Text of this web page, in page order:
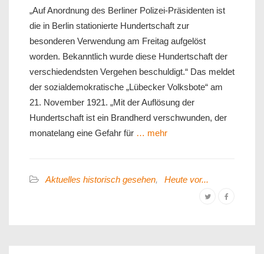
„Auf Anordnung des Berliner Polizei-Präsidenten ist
die in Berlin stationierte Hundertschaft zur
besonderen Verwendung am Freitag aufgelöst
worden. Bekanntlich wurde diese Hundertschaft der
verschiedendsten Vergehen beschuldigt.“ Das meldet
der sozialdemokratische „Lübecker Volksbote“ am
21. November 1921. „Mit der Auflösung der
Hundertschaft ist ein Brandherd verschwunden, der
monatelang eine Gefahr für … mehr
Aktuelles historisch gesehen, Heute vor...